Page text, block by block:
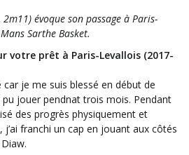
évoque son passage à Paris-
Sarthe Basket.
votre prêt à Paris-Levallois (2017-
je me suis blessé en début de
pu jouer pendnat trois mois. Pendant
des progrès physiquement et
franchi un cap en jouant aux côtés